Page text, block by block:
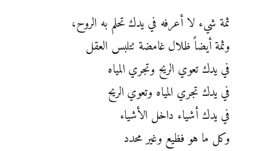
ثمة شيء لا أعرفه في يدك تحلم به الروح،
وثمة أيضاً ظلال غامضة تتلبس العقل
في يدك تعوي الريح وتجري المياه
في يدك تجري المياه وتعوي الريح
في يدك أشياء داخل الأشياء
وكل ما هو فظيع وغير محدد